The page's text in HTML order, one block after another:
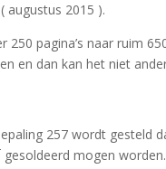
augustus 2015 ).
pagina’s naar ruim
en dan kan het niet
257 wordt gesteld
gesoldeerd mogen worden.